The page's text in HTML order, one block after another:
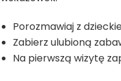
Porozmawiaj z
Zabierz ulubioną
Na pierwszą wizytę